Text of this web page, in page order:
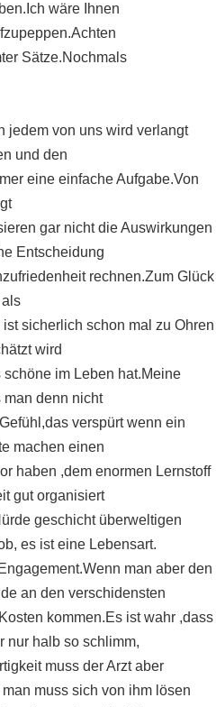
wäre Ihnen
Sätze.Nochmals
jedem von uns wird verlangt
und den
eine einfache Aufgabe.Von
gar nicht die Auswirkungen
Entscheidung
rechnen.Zum Glück
sicherlich schon mal zu Ohren
wird
im Leben hat.Meine
man denn nicht
verspürt wenn ein
machen einen
haben ,dem enormen Lernstoff
gut organisiert
geschicht überweltigen
es ist eine Lebensart.
man aber den
an den verschidensten
kommen.Es ist wahr ,dass
nur halb so schlimm,
muss der Arzt aber
muss sich von ihm lösen